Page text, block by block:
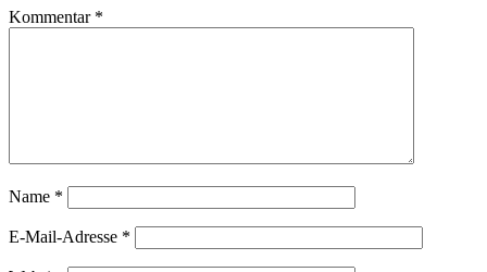
Kommentar *
Name *
E-Mail-Adresse *